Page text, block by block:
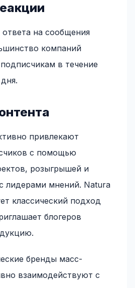
на сообщения
компаний
в течение
привлекают
с помощью
розыгрышей и
лидерами мнений. Natura
классический подход
блогеров
бренды масс-
взаимодействуют с